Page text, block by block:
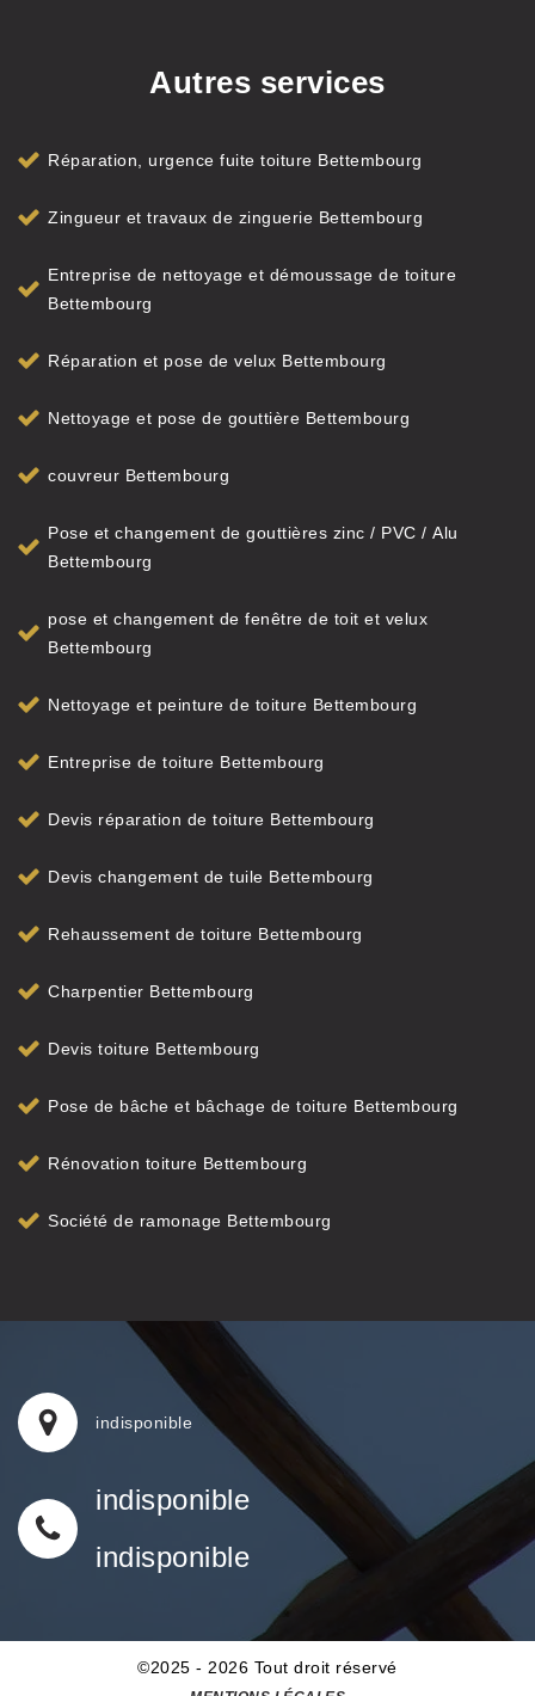
Autres services
Réparation, urgence fuite toiture Bettembourg
Zingueur et travaux de zinguerie Bettembourg
Entreprise de nettoyage et démoussage de toiture
Bettembourg
Réparation et pose de velux Bettembourg
Nettoyage et pose de gouttière Bettembourg
couvreur Bettembourg
Pose et changement de gouttières zinc / PVC / Alu
Bettembourg
pose et changement de fenêtre de toit et velux
Bettembourg
Nettoyage et peinture de toiture Bettembourg
Entreprise de toiture Bettembourg
Devis réparation de toiture Bettembourg
Devis changement de tuile Bettembourg
Rehaussement de toiture Bettembourg
Charpentier Bettembourg
Devis toiture Bettembourg
Pose de bâche et bâchage de toiture Bettembourg
Rénovation toiture Bettembourg
Société de ramonage Bettembourg
indisponible
indisponible
indisponible
©2025 - 2026 Tout droit réservé